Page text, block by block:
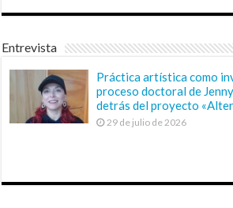
Entrevista
Práctica artística como
proceso doctoral de
detrás del proyecto
29 de julio de 2026